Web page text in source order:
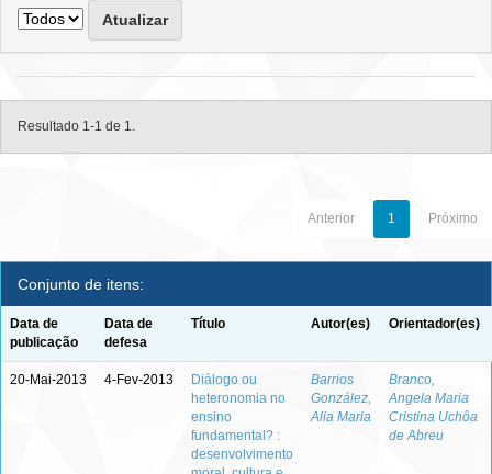
Resultado 1-1 de 1.
Anterior 1 Próximo
Conjunto de itens:
Data de
publicação
Data de
defesa
Título Autor(es) Orientador(es)
20-Mai-2013 4-Fev-2013
Diálogo ou
heteronomia no
ensino
fundamental? :
desenvolvimento
Barrios
González,
Alia Maria
Branco,
Angela Maria
Cristina Uchôa
de Abreu